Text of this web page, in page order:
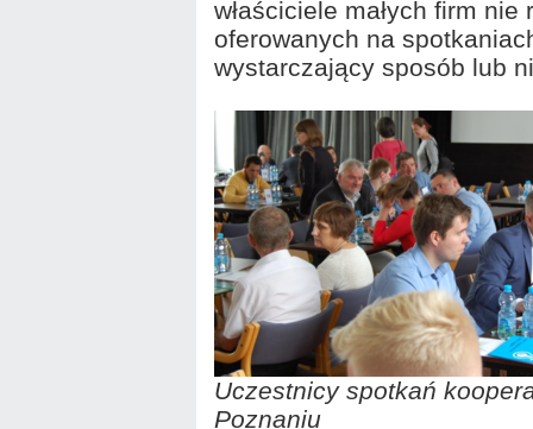
właściciele małych firm
oferowanych na
wystarczający sposób lub
Uczestnicy spotkań
Poznaniu